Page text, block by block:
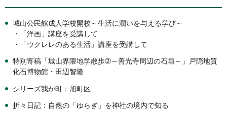
城山公民館成人学校開校～生活に潤いを与える学び～
・「洋画」講座を受講して
・「ウクレレのある生活」講座を受講して
特別寄稿「城山界隈地学散歩➁～善光寺周辺の石垣～」戸隠地質
化石博物館・田辺智隆
シリーズ我が町：旭町区
折々日記：自然の「ゆらぎ」を神社の境内で知る